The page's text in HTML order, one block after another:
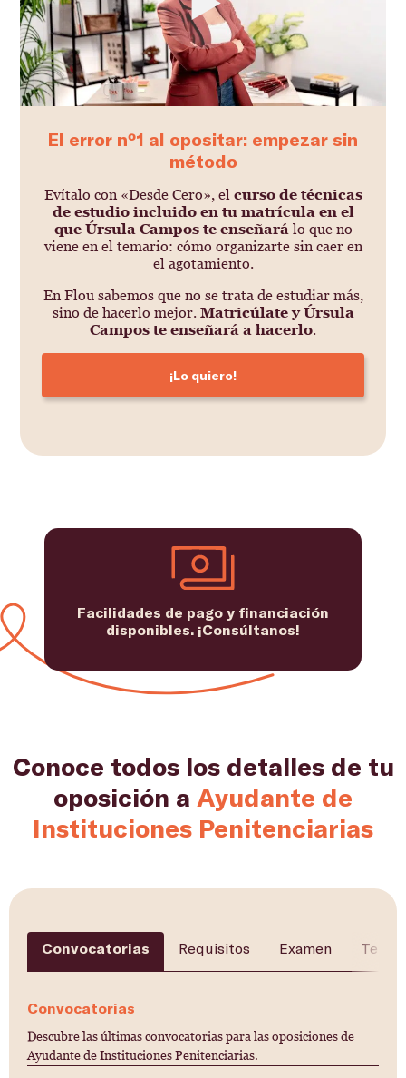
El error nº1 al opositar: empezar sin
método
Evítalo con «Desde Cero», elcurso de técnicas
de estudio incluido en tu matrícula en el
que Úrsula Campos te enseñarálo que no
viene en el temario: cómo organizarte sin caer en
el agotamiento.
En Flou sabemos que no se trata de estudiar más,
sino de hacerlo mejor. Matricúlate y Úrsula
Campos te enseñará a hacerlo.
¡Lo quiero!
Facilidades de pago y financiación
disponibles. ¡Consúltanos!
Conoce todos los detalles de tu
oposición a Ayudante de
Instituciones Penitenciarias
Convocatorias Requisitos Examen
Convocatorias
Descubre las últimas convocatorias para las oposiciones de
Ayudante de Instituciones Penitenciarias.